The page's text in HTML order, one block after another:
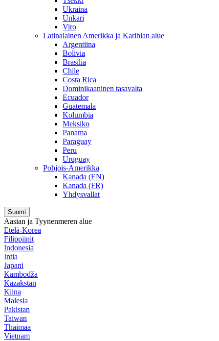
Ukraina
Unkari
Viro
Latinalainen Amerikka ja Karibian alue
Argentiina
Bolivia
Brasilia
Chile
Costa Rica
Dominikaaninen tasavalta
Ecuador
Guatemala
Kolumbia
Meksiko
Panama
Paraguay
Peru
Uruguay
Pohjois-Amerikka
Kanada (EN)
Kanada (FR)
Yhdysvallat
Suomi
Aasian ja Tyynenmeren alue
Etelä-Korea
Filippiinit
Indonesia
Intia
Japani
Kambodža
Kazakstan
Kiina
Malesia
Pakistan
Taiwan
Thaimaa
Vietnam